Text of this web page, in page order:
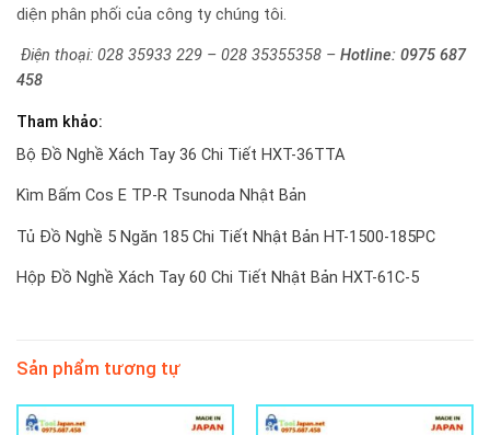
diện phân phối của công ty chúng tôi.
Điện thoại: 028 35933 229 – 028 35355358 – Hotline: 0975 687
458
Tham khảo:
Bộ Đồ Nghề Xách Tay 36 Chi Tiết HXT-36TTA
Kìm Bấm Cos E TP-R Tsunoda Nhật Bản
Tủ Đồ Nghề 5 Ngăn 185 Chi Tiết Nhật Bản HT-1500-185PC
Hộp Đồ Nghề Xách Tay 60 Chi Tiết Nhật Bản HXT-61C-5
Sản phẩm tương tự